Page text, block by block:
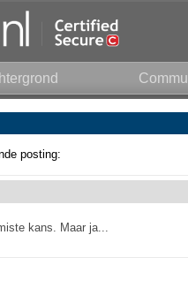
posting:
kans. Maar ja...